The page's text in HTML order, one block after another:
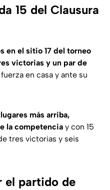
15 del Clausura
en el sitio 17 del torneo
victorias y un par de
en casa y ante su
más arriba,
la competencia y con 15
tres victorias y seis
el partido de